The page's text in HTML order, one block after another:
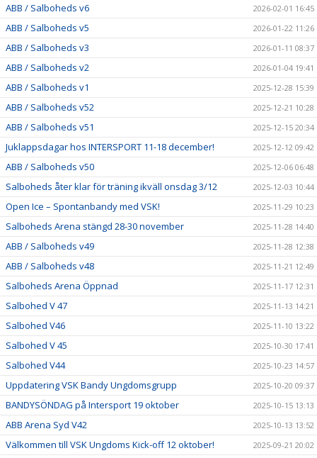
ABB / Salboheds v6 2026-02-01 16:45
ABB / Salboheds v5 2026-01-22 11:26
ABB / Salboheds v3 2026-01-11 08:37
ABB / Salboheds v2 2026-01-04 19:41
ABB / Salboheds v1 2025-12-28 15:39
ABB / Salboheds v52 2025-12-21 10:28
ABB / Salboheds v51 2025-12-15 20:34
Juklappsdagar hos INTERSPORT 11-18 december! 2025-12-12 09:42
ABB / Salboheds v50 2025-12-06 06:48
Salboheds åter klar för träning ikväll onsdag 3/12 2025-12-03 10:44
Open Ice – Spontanbandy med VSK! 2025-11-29 10:23
Salboheds Arena stängd 28-30 november 2025-11-28 14:40
ABB / Salboheds v49 2025-11-28 12:38
ABB / Salboheds v48 2025-11-21 12:49
Salboheds Arena Öppnad 2025-11-17 12:31
Salbohed V 47 2025-11-13 14:21
Salbohed V46 2025-11-10 13:22
Salbohed V 45 2025-10-30 17:41
Salbohed V44 2025-10-23 14:57
Uppdatering VSK Bandy Ungdomsgrupp 2025-10-20 09:37
BANDYSÖNDAG på Intersport 19 oktober 2025-10-15 13:13
ABB Arena Syd V42 2025-10-13 13:52
Välkommen till VSK Ungdoms Kick-off 12 oktober! 2025-09-21 20:02